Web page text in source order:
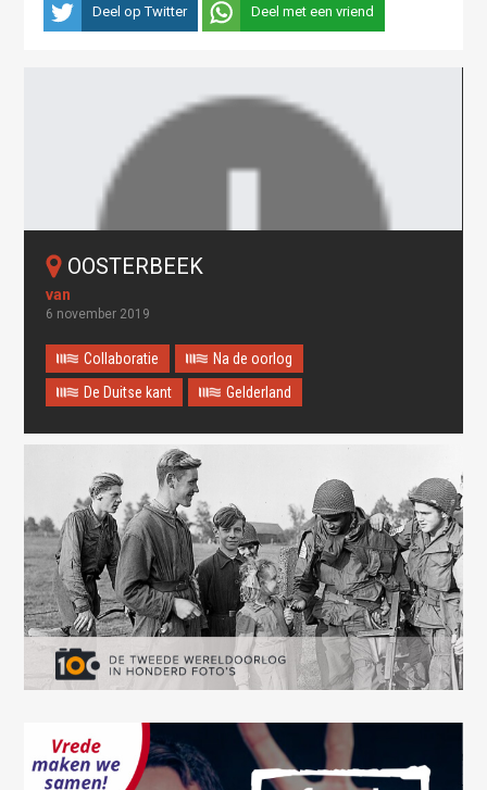
Deel op Twitter Deel met een vriend
Oops! Something went
This page didn't load Google Maps correctly. See the
JavaScript console for technical details.
OOSTERBEEK
6 november 2019
Collaboratie
Na de oorlog
De Duitse kant
Gelderland